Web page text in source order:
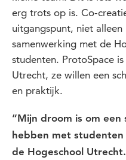
erg trots op is. Co-
uitgangspunt, niet
samenwerking met de
studenten. ProtoSpace
Utrecht, ze willen een
en praktijk.
“Mijn droom is om een
hebben met
de Hogeschool